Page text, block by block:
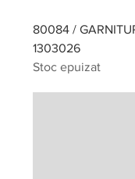
80084 /
1303026
Stoc epuizat